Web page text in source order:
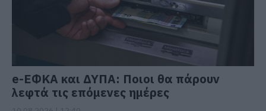
e-ΕΦΚΑ και ΔΥΠΑ: Ποιοι θα πάρουν
λεφτά τις επόμενες ημέρες